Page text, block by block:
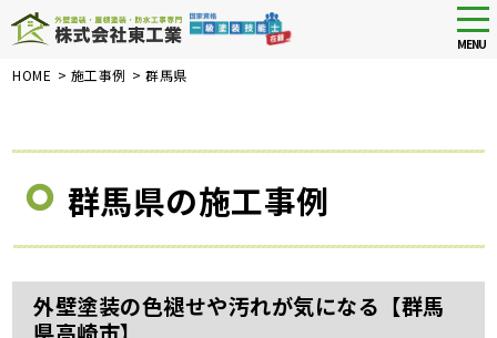
Skip
MENU
HOME > 施工事例 >群馬県
群馬県の施工事例
外壁塗装の色褪せや汚れが気になる【群馬